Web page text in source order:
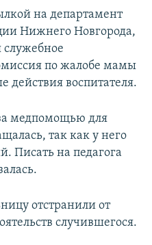
на департамент
Нижнего Новгорода,
служебное
по жалобе мамы
действия воспитателя.
медпомощью для
так как у него
Писать на педагога
отстранили от
случившегося.